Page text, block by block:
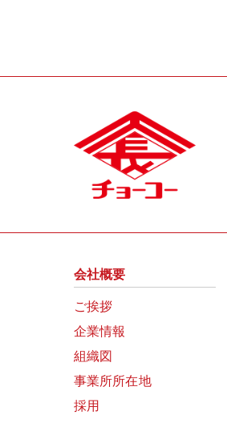
会社概要
ご挨拶
企業情報
組織図
事業所所在地
採用